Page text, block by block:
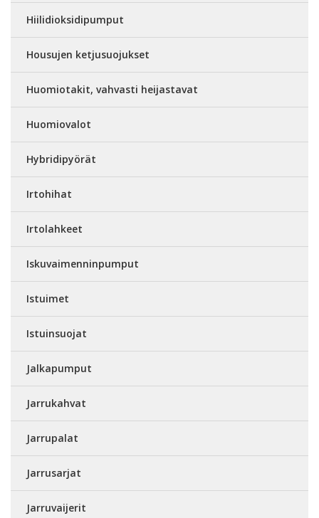
Hiilidioksidipumput
Housujen ketjusuojukset
Huomiotakit, vahvasti heijastavat
Huomiovalot
Hybridipyörät
Irtohihat
Irtolahkeet
Iskuvaimenninpumput
Istuimet
Istuinsuojat
Jalkapumput
Jarrukahvat
Jarrupalat
Jarrusarjat
Jarruvaijerit